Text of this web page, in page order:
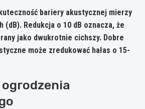
bariery akustycznej mierzy
(dB). Redukcja o 10 dB oznacza, że
jako dwukrotnie cichszy. Dobre
może zredukować hałas o 15-